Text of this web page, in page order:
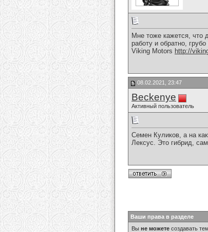
Мне тоже кажется, что
работу и обратно,
Viking Motors http://
08.02.2021, 23:47
Beckenye
Активный пользователь
Семен Куликов, а на
Лексус. Это гибрид,
Ваши права в разделе
Вы не можете создавать